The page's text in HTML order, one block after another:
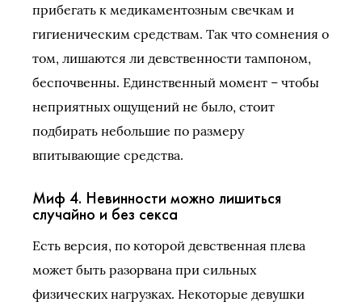
прибегать к медикаментозным свечкам и
гигиеническим средствам. Так что сомнения о
том, лишаются ли девственности тампоном,
беспочвенны. Единственный момент – чтобы
неприятных ощущений не было, стоит
подбирать небольшие по размеру
впитывающие средства.
Миф 4. Невинности можно лишиться
случайно и без секса
Есть версия, по которой девственная плева
может быть разорвана при сильных
физических нагрузках. Некоторые девушки